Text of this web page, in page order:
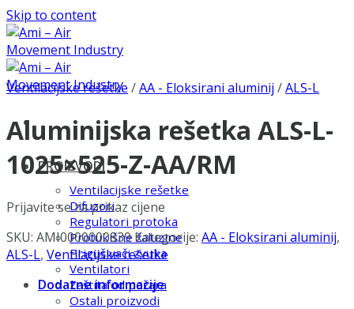
Skip to content
PROIZVODI
Ventilacijske rešetke
Difuzori
Regulatori protoka
Protukišne žaluzine
Prigušivači zvuka
Ventilatori
Zaštita od požara
Ostali proizvodi
Ventilacijske rešetke /AA - Eloksirani aluminij /ALS-L
Aluminijska rešetka ALS-L-
1025×525-Z-AA/RM
Prijavite se za prikaz cijene
SKU: AMI0000000839 Kategorije: AA - Eloksirani aluminij,
ALS-L, Ventilacijske rešetke
Dodatne informacije